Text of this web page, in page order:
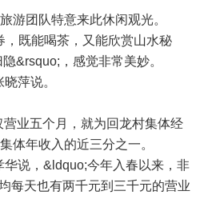
游团队特意来此休闲观光。
既能喝茶，又能欣赏山水秘
&rsquo;，感觉非常美妙。
萍说。
业五个月，就为回龙村集体经
体年收入的近三分之一。
说，&ldquo;今年入春以来，非
每天也有两千元到三千元的营业